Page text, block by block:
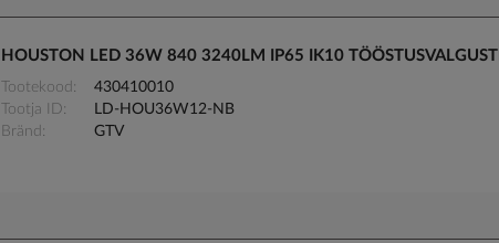
HOUSTON LED 36W 840 3240LM IP65 IK10 TÖÖSTUSVALGUSTI
Tootekood
430410010
Tootja ID
LD-HOU36W12-NB
Bränd
GTV